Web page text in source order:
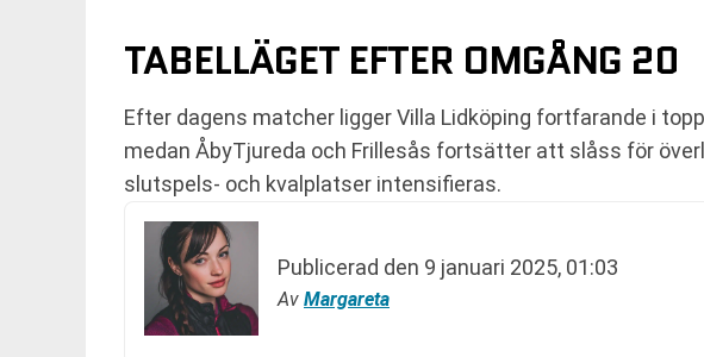
TABELLÄGET EFTER OMGÅNG 20
Efter dagens matcher ligger Villa Lidköping fortfarande i
medan ÅbyTjureda och Frillesås fortsätter att slåss för
slutspels- och kvalplatser intensifieras.
Publicerad den 9 januari 2025, 01:03
Av Margareta